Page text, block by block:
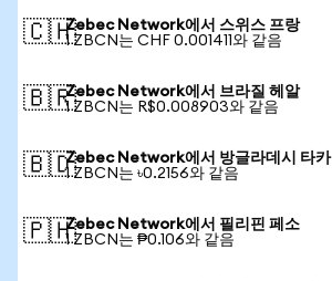
🇨🇭Zebec Network에서 스위스 프랑
1 ZBCN는 CHF 0.001411와 같음
🇧🇷Zebec Network에서 브라질 헤알
1 ZBCN는 R$0.008903와 같음
🇧🇩Zebec Network에서 방글라데시 타카
1 ZBCN는 ৳0.2156와 같음
🇵🇭Zebec Network에서 필리핀 페소
1 ZBCN는 ₱0.106와 같음